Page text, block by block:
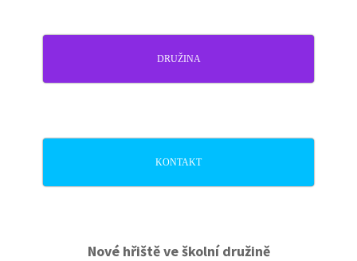
DRUŽINA
KONTAKT
Nové hřiště ve školní družině